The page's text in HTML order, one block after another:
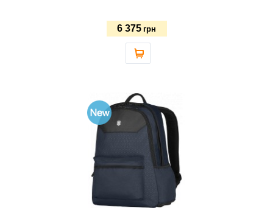
6 375 грн